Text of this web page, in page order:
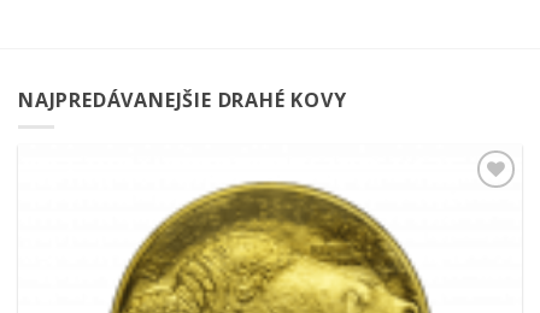
NAJPREDÁVANEJŠIE DRAHÉ KOVY